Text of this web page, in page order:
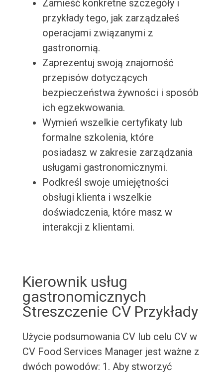
Zamieść konkretne szczegóły i
przykłady tego, jak zarządzałeś
operacjami związanymi z
gastronomią.
Zaprezentuj swoją znajomość
przepisów dotyczących
bezpieczeństwa żywności i sposób
ich egzekwowania.
Wymień wszelkie certyfikaty lub
formalne szkolenia, które
posiadasz w zakresie zarządzania
usługami gastronomicznymi.
Podkreśl swoje umiejętności
obsługi klienta i wszelkie
doświadczenia, które masz w
interakcji z klientami.
Kierownik usług
gastronomicznych
Streszczenie CV Przykłady
Użycie podsumowania CV lub celu CV w
CV Food Services Manager jest ważne z
dwóch powodów: 1. Aby stworzyć